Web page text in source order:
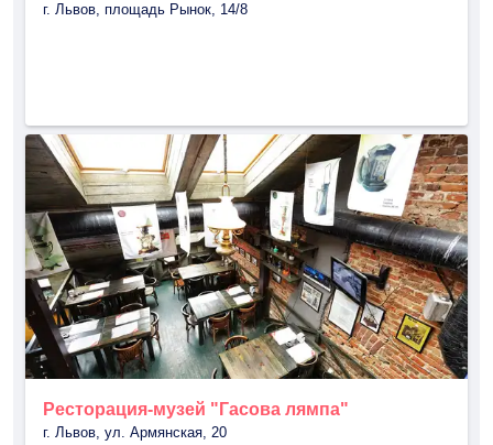
г. Львов, площадь Рынок, 14/8
Ресторация-музей "Гасова лямпа"
г. Львов, ул. Армянская, 20